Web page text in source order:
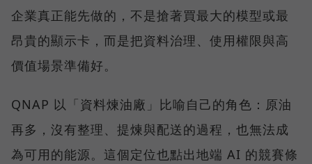
企業真正能先做的，不是搶著買最大的模型或最
昂貴的顯示卡，而是把資料治理、使用權限與高
價值場景準備好。
QNAP 以「資料煉油廠」比喻自己的角色：原油
再多，沒有整理、提煉與配送的過程，也無法成
為可用的能源。這個定位也點出地端 AI 的競賽條